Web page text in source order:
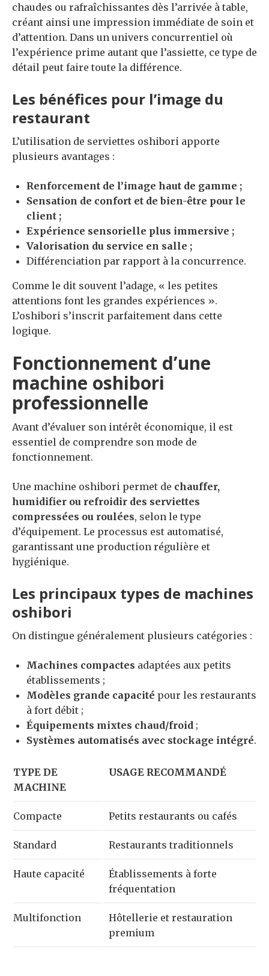
chaudes ou rafraîchissantes dès l’arrivée à table,
créant ainsi une impression immédiate de soin et
d’attention. Dans un univers concurrentiel où
l’expérience prime autant que l’assiette, ce type de
détail peut faire toute la différence.
Les bénéfices pour l’image du
restaurant
L’utilisation de serviettes oshibori apporte
plusieurs avantages :
Renforcement de l’image haut de gamme ;
Sensation de confort et de bien-être pour le
client ;
Expérience sensorielle plus immersive ;
Valorisation du service en salle ;
Différenciation par rapport à la concurrence.
Comme le dit souvent l’adage, « les petites
attentions font les grandes expériences ».
L’oshibori s’inscrit parfaitement dans cette
logique.
Fonctionnement d’une
machine oshibori
professionnelle
Avant d’évaluer son intérêt économique, il est
essentiel de comprendre son mode de
fonctionnement.
Une machine oshibori permet de chauffer,
humidifier ou refroidir des serviettes
compressées ou roulées, selon le type
d’équipement. Le processus est automatisé,
garantissant une production régulière et
hygiénique.
Les principaux types de machines
oshibori
On distingue généralement plusieurs catégories :
Machines compactes adaptées aux petits
établissements ;
Modèles grande capacité pour les restaurants
à fort débit ;
Équipements mixtes chaud/froid ;
Systèmes automatisés avec stockage intégré.
TYPE DE
MACHINE
USAGE RECOMMANDÉ
Compacte Petits restaurants ou cafés
Standard Restaurants traditionnels
Haute capacité
Établissements à forte
fréquentation
Multifonction
Hôtellerie et restauration
premium